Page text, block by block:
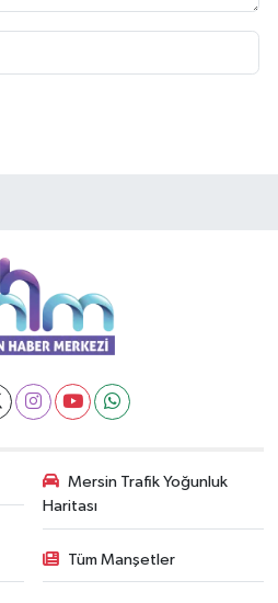
Mersin Trafik Yoğunluk
Haritası
Tüm Manşetler